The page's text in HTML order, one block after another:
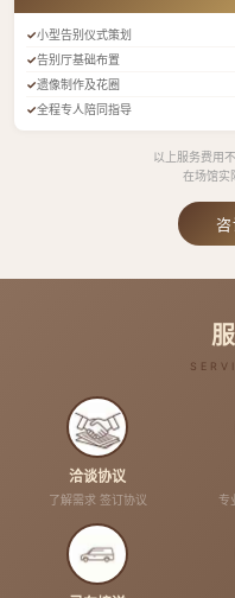
小型告别仪式策划
告别厅基础布置
遗像制作及花圈
全程专人陪同指导
以上服务费用
在场馆实
洽谈协议
了解需求 签订协议 专